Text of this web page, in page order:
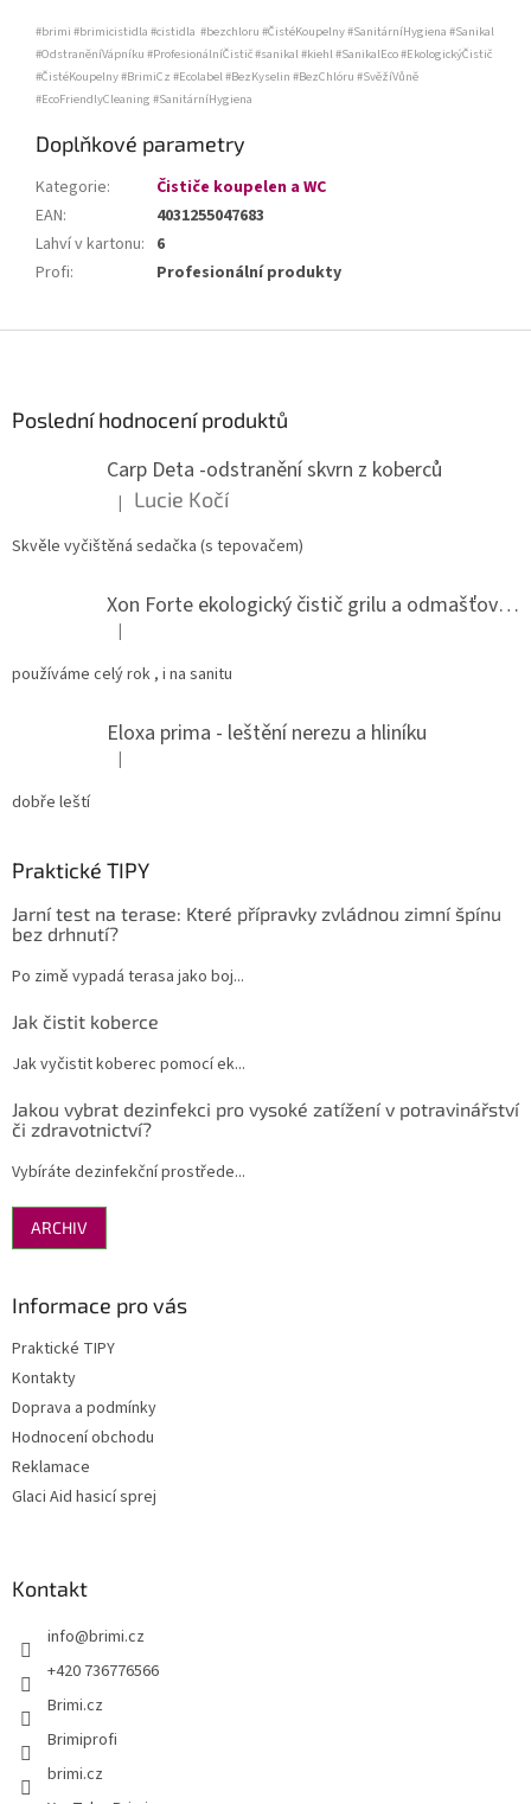
#brimi #brimicistidla #cistidla #bezchloru #ČistéKoupelny #SanitárníHygiena #Sanikal
#OdstraněníVápníku #ProfesionálníČistič #sanikal #kiehl #SanikalEco #EkologickýČistič
#ČistéKoupelny #BrimiCz #Ecolabel #BezKyselin #BezChlóru #SvěžíVůně
#EcoFriendlyCleaning #SanitárníHygiena
Doplňkové parametry
Kategorie:
Čističe koupelen a WC
EAN:
4031255047683
Lahví v kartonu: 6
Profi: Profesionální produkty
Poslední hodnocení produktů
Carp Deta -odstranění skvrn z koberců
Hodnocení produktu je 5 z 5 hvězdiček.
| Lucie Kočí
Skvěle vyčištěná sedačka (s tepovačem)
Xon Forte ekologický čistič grilu a odmašťovač do kuchyně
Hodnocení produktu je 5 z 5 hvězdiček.
|
používáme celý rok , i na sanitu
Eloxa prima - leštění nerezu a hliníku
Hodnocení produktu je 5 z 5 hvězdiček.
|
dobře leští
Praktické TIPY
Jarní test na terase: Které přípravky zvládnou zimní špínu
bez drhnutí?
Po zimě vypadá terasa jako boj...
Jak čistit koberce
Jak vyčistit koberec pomocí ek...
Jakou vybrat dezinfekci pro vysoké zatížení v potravinářství
či zdravotnictví?
Vybíráte dezinfekční prostřede...
ARCHIV
Informace pro vás
Praktické TIPY
Kontakty
Doprava a podmínky
Hodnocení obchodu
Reklamace
Glaci Aid hasicí sprej
Kontakt
info@brimi.cz
+420 736776566
Brimi.cz
Brimiprofi
brimi.cz